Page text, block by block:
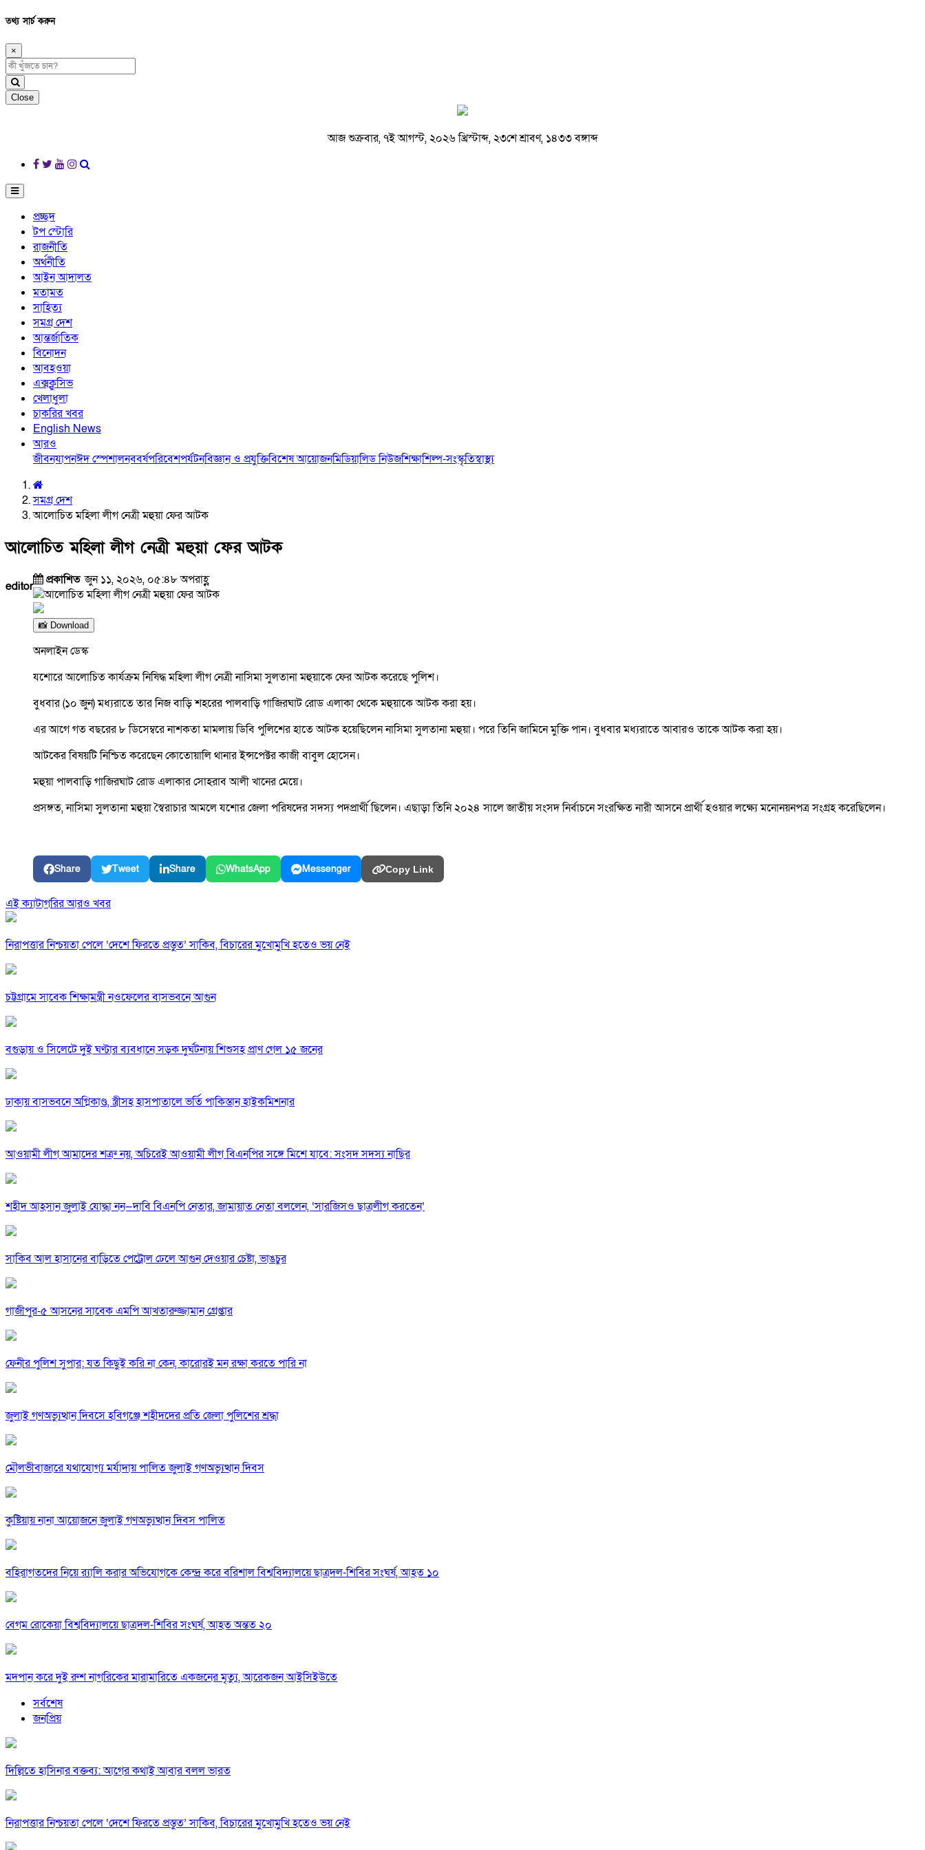
তথ্য সার্চ করুন
×
Close
আজ শুক্রবার, ৭ই আগস্ট, ২০২৬ খ্রিস্টাব্দ, ২৩শে শ্রাবণ, ১৪৩৩ বঙ্গাব্দ
প্রচ্ছদ
টপ স্টোরি
রাজনীতি
অর্থনীতি
আইন আদালত
মতামত
সাহিত্য
সমগ্র দেশ
আন্তর্জাতিক
বিনোদন
আবহওয়া
এক্সক্লুসিভ
খেলাধুলা
চাকরির খবর
English News
আরও
জীবনযাপনঈদ স্পেশালনববর্ষপরিবেশপর্যটনবিজ্ঞান ও প্রযুক্তিবিশেষ আয়োজনমিডিয়ালিড নিউজশিক্ষাশিল্প-সংস্কৃতিস্বাস্থ্য
সমগ্র দেশ
আলোচিত মহিলা লীগ নেত্রী মহুয়া ফের আটক
আলোচিত মহিলা লীগ নেত্রী মহুয়া ফের আটক
editor প্রকাশিতজুন ১১, ২০২৬, ০৫:৪৮ অপরাহ্ণ
📸 Download
অনলাইন ডেস্ক
যশোরে আলোচিত কার্যক্রম নিষিদ্ধ মহিলা লীগ নেত্রী নাসিমা সুলতানা মহুয়াকে ফের আটক করেছে পুলিশ।
বুধবার (১০ জুন) মধ্যরাতে তার নিজ বাড়ি শহরের পালবাড়ি গাজিরঘাট রোড এলাকা থেকে মহুয়াকে আটক করা হয়।
এর আগে গত বছরের ৮ ডিসেম্বরে নাশকতা মামলায় ডিবি পুলিশের হাতে আটক হয়েছিলেন নাসিমা সুলতানা মহুয়া। পরে তিনি জামিনে মুক্তি পান। বুধবার মধ্যরাতে আবারও তাকে আটক করা হয়।
আটকের বিষয়টি নিশ্চিত করেছেন কোতোয়ালি থানার ইন্সপেক্টর কাজী বাবুল হোসেন।
মহুয়া পালবাড়ি গাজিরঘাট রোড এলাকার সোহরাব আলী খানের মেয়ে।
প্রসঙ্গত, নাসিমা সুলতানা মহুয়া স্বৈরাচার আমলে যশোর জেলা পরিষদের সদস্য পদপ্রার্থী ছিলেন। এছাড়া তিনি ২০২৪ সালে জাতীয় সংসদ নির্বাচনে সংরক্ষিত নারী আসনে প্রার্থী হওয়ার লক্ষ্যে মনোনয়নপত্র সংগ্রহ করেছিলেন।
Share Tweet Share WhatsApp Messenger Copy Link
এই ক্যাটাগরির আরও খবর
নিরাপত্তার নিশ্চয়তা পেলে ‘দেশে ফিরতে প্রস্তুত’ সাকিব, বিচারের মুখোমুখি হতেও ভয় নেই
চট্টগ্রামে সাবেক শিক্ষামন্ত্রী নওফেলের বাসভবনে আগুন
বগুড়ায় ও সিলেটে দুই ঘণ্টার ব্যবধানে সড়ক দুর্ঘটনায় শিশুসহ প্রাণ গেল ১৫ জনের
ঢাকায় বাসভবনে অগ্নিকাণ্ড, স্ত্রীসহ হাসপাতালে ভর্তি পাকিস্তান হাইকমিশনার
আওয়ামী লীগ আমাদের শত্রু নয়, অচিরেই আওয়ামী লীগ বিএনপির সঙ্গে মিশে যাবে: সংসদ সদস্য নাছির
শহীদ আহসান জুলাই যোদ্ধা নন—দাবি বিএনপি নেতার, জামায়াত নেতা বললেন, ‘সারজিসও ছাত্রলীগ করতেন’
সাকিব আল হাসানের বাড়িতে পেট্রোল ঢেলে আগুন দেওয়ার চেষ্টা, ভাঙচুর
গাজীপুর-৫ আসনের সাবেক এমপি আখতারুজ্জামান গ্রেপ্তার
ফেনীর পুলিশ সুপার; যত কিছুই করি না কেন, কারোরই মন রক্ষা করতে পারি না
জুলাই গণঅভ্যুত্থান দিবসে হবিগঞ্জে শহীদদের প্রতি জেলা পুলিশের শ্রদ্ধা
মৌলভীবাজারে যথাযোগ্য মর্যাদায় পালিত জুলাই গণঅভ্যুত্থান দিবস
কুষ্টিয়ায় নানা আয়োজনে জুলাই গণঅভ্যুত্থান দিবস পালিত
বহিরাগতদের নিয়ে র‍্যালি করার অভিযোগকে কেন্দ্র করে বরিশাল বিশ্ববিদ্যালয়ে ছাত্রদল-শিবির সংঘর্ষ, আহত ১০
বেগম রোকেয়া বিশ্ববিদ্যালয়ে ছাত্রদল-শিবির সংঘর্ষ, আহত অন্তত ২০
মদপান করে দুই রুশ নাগরিকের মারামারিতে একজনের মৃত্যু, আরেকজন আইসিইউতে
সর্বশেষ
জনপ্রিয়
দিল্লিতে হাসিনার বক্তব্য: আগের কথাই আবার বলল ভারত
নিরাপত্তার নিশ্চয়তা পেলে ‘দেশে ফিরতে প্রস্তুত’ সাকিব, বিচারের মুখোমুখি হতেও ভয় নেই